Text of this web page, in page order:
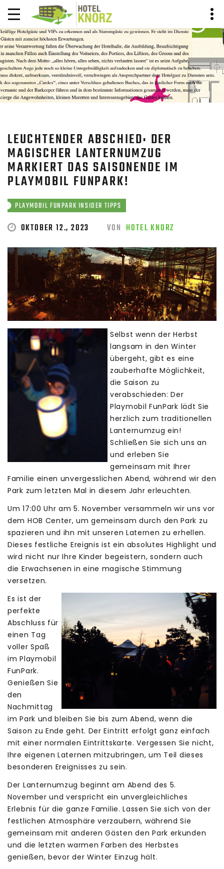
BLOG BEITRAG
HOME BLOG BLOG BEITRAG
LEUCHTENDER ABSCHIED: DER
MAGISCHER LANTERNUMZUG
MARKIERT DAS SAISONENDE IM
PLAYMOBIL FUNPARK!
PLAYMOBIL FUNPARK INSIDER TIPPS
OKTOBER 12., 2023 VON HOTEL KNORZ
Selbst wenn der Herbst
langsam in den Winter
übergeht, gibt es eine
zauberhafte Möglichkeit,
die Saison zu
verabschieden: Der
Playmobil FunPark lädt Sie
herzlich zum traditionellen
Lanternumzug ein!
Schließen Sie sich uns an
und erleben Sie
gemeinsam mit Ihrer
Familie einen unvergesslichen Abend, während wir den
Park zum letzten Mal in diesem Jahr erleuchten.
Um 17:00 Uhr am 5. November versammeln wir uns vor
dem HOB Center, um gemeinsam durch den Park zu
spazieren und ihn mit unseren Laternen zu erhellen.
Dieses festliche Ereignis ist ein absolutes Highlight und
wird nicht nur Ihre Kinder begeistern, sondern auch
die Erwachsenen in eine magische Stimmung
versetzen.
Es ist der
perfekte
Abschluss für
einen Tag
voller Spaß
im Playmobil
FunPark.
Genießen Sie
den
Nachmittag
im Park und bleiben Sie bis zum Abend, wenn die
Saison zu Ende geht. Der Eintritt erfolgt ganz einfach
mit einer normalen Eintrittskarte. Vergessen Sie nicht,
Ihre eigenen Laternen mitzubringen, um Teil dieses
besonderen Ereignisses zu sein.
Der Lanternumzug beginnt am Abend des 5.
November und verspricht ein unvergleichliches
Erlebnis für die ganze Familie. Lassen Sie sich von der
festlichen Atmosphäre verzaubern, während Sie
gemeinsam mit anderen Gästen den Park erkunden
und die letzten warmen Farben des Herbstes
genießen, bevor der Winter Einzug hält.